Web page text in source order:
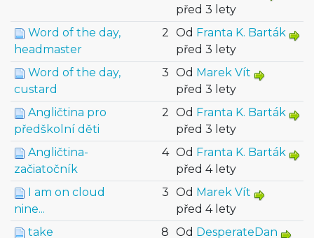
před 3 lety
Word of the day,
headmaster
2 Od Franta K. Barták
před 3 lety
Word of the day,
custard
3 Od Marek Vít
před 3 lety
Angličtina pro
předškolní děti
2 Od Franta K. Barták
před 3 lety
Angličtina-
začiatočník
4 Od Franta K. Barták
před 4 lety
I am on cloud
nine...
3 Od Marek Vít
před 4 lety
take
8 Od DesperateDan